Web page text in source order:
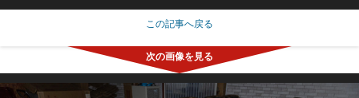
この記事へ戻る